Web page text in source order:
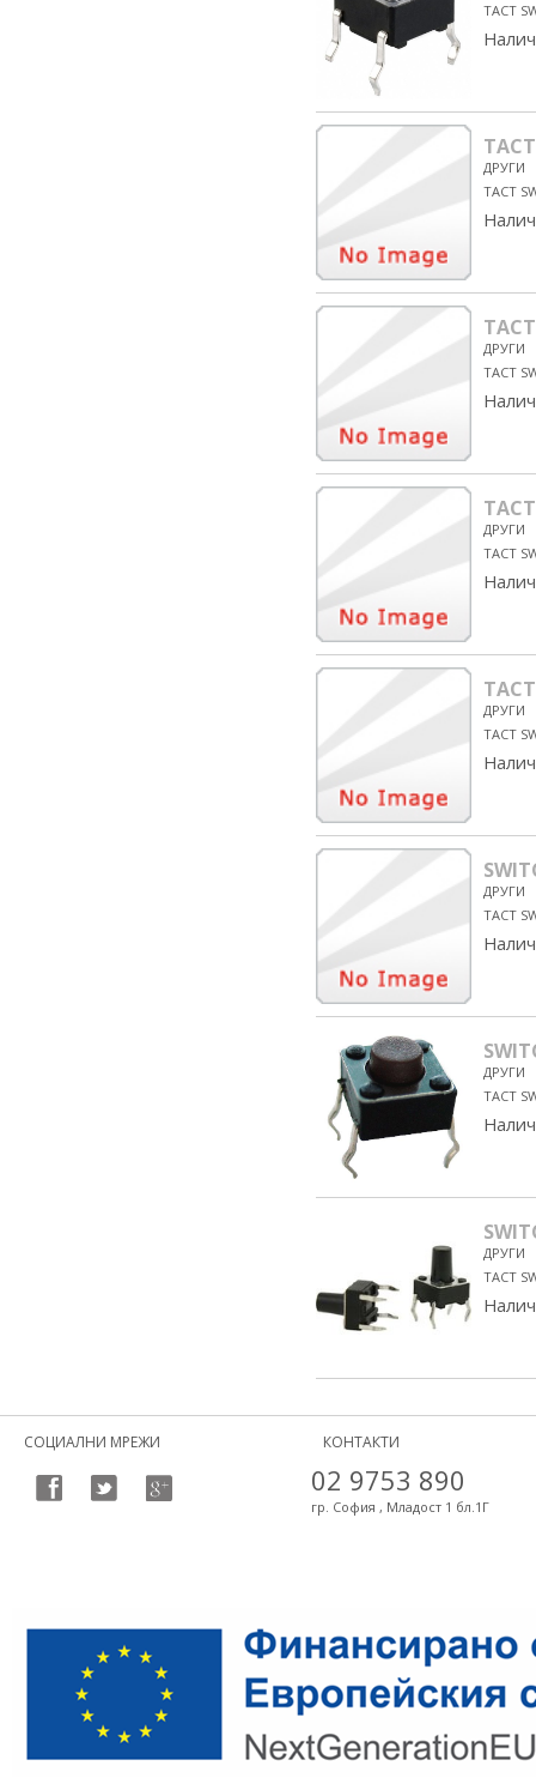
TACT
ДРУГИ
TACT
ДРУГИ
TACT
ДРУГИ
TACT
ДРУГИ
TACT
ДРУГИ
TACT
ДРУГИ
TACT
ДРУГИ
TACT
СОЦИАЛНИ МРЕЖИ КОНТАКТИ
02 9753 890
гр. София , Младост 1 бл.1Г